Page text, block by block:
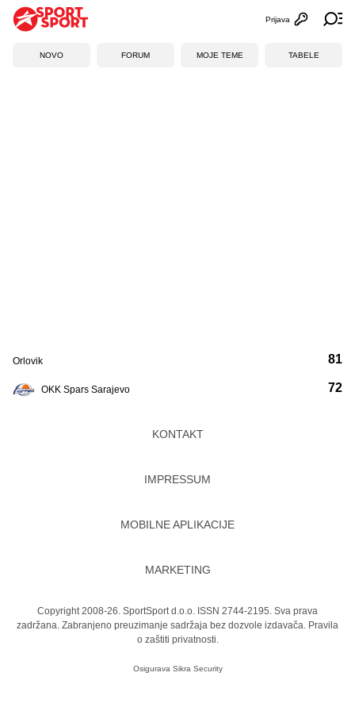
Otvori
Prijava
NOVO FORUM MOJE TEME TABELE
Orlovik
OKK Spars Sarajevo
81
72
KONTAKT
IMPRESSUM
MOBILNE APLIKACIJE
MARKETING
Copyright 2008-26. SportSport d.o.o. ISSN 2744-2195. Sva prava
zadržana. Zabranjeno preuzimanje sadržaja bez dozvole izdavača. Pravila
o zaštiti privatnosti.
Osigurava Sikra Security